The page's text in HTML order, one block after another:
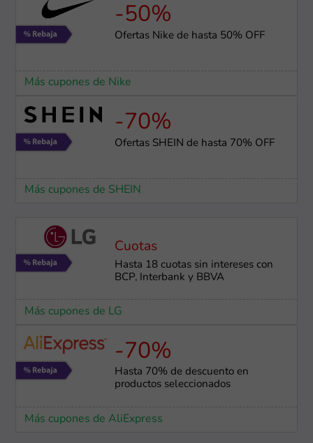
-50%
Ofertas Nike de hasta 50% OFF
Más cupones de Nike
-70%
Ofertas SHEIN de hasta 70% OFF
Más cupones de SHEIN
Cuotas
Hasta 18 cuotas sin intereses con
BCP, Interbank y BBVA
Más cupones de LG
-70%
Hasta 70% de descuento en
productos seleccionados
Más cupones de AliExpress